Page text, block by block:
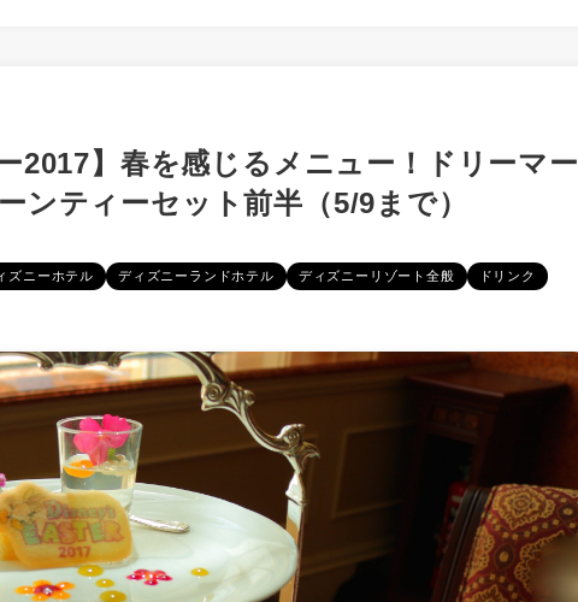
2017】春を感じるメニュー！ドリーマー
ンティーセット前半（5/9まで）
ズニーホテル ディズニーランドホテル ディズニーリゾート全般 ドリンク